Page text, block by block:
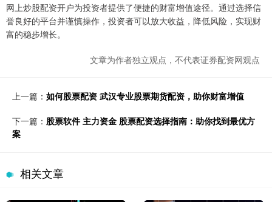
网上炒股配资开户为投资者提供了便捷的财富增值途径。通过选择信
誉良好的平台并谨慎操作，投资者可以放大收益，降低风险，实现财
富的稳步增长。
文章为作者独立观点，不代表证券配资网观点
上一篇： 如何股票配资 武汉专业股票期货配资，助你财富增值
下一篇： 股票软件 主力资金 股票配资选择指南：助你找到最优方
案
相关文章